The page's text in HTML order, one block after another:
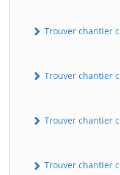
Trouver chantier
Trouver chantier
Trouver chantier
Trouver chantier